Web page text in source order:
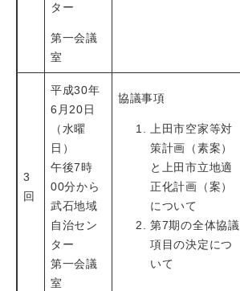
ター
第一会議
室
3
回
平成30年
6月20日
（水曜
日）
午後7時
00分から
武石地域
自治セン
ター
第一会議
室
協議事項
上田市空家等対
策計画（素案）
と上田市立地適
正化計画（案）
について
第7期の全体協議
項目の決定につ
いて